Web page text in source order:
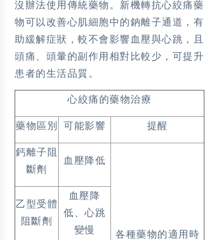
沒辦法使用傳統藥物。新機轉抗心絞痛藥
物可以改善心肌細胞中的鈉離子通道，有
助緩解症狀，較不會影響血壓與心跳，且
頭痛、頭暈的副作用相對比較少，可提升
患者的生活品質。
心絞痛的藥物治療
藥物區別 可能影響 提醒
鈣離子阻
斷劑
血壓降低
各種藥物的適用時
乙型受體
阻斷劑
血壓降
低、心跳
變慢